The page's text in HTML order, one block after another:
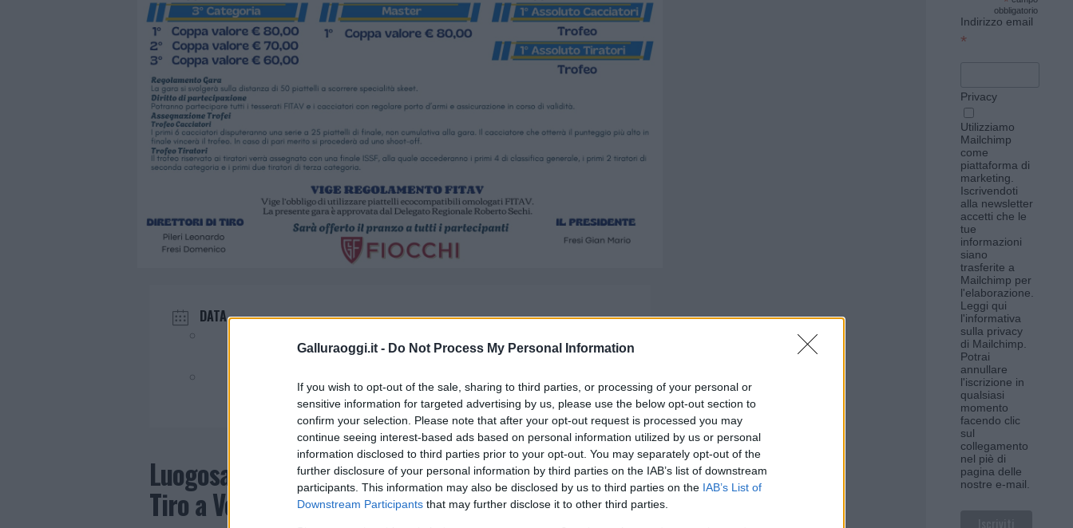
Galluraoggi.it - Do Not Process My Personal Information
If you wish to opt-out of the sale, sharing to third parties, or processing of your personal or
sensitive information for targeted advertising by us, please use the below opt-out section to
confirm your selection. Please note that after your opt-out request is processed you may
continue seeing interest-based ads based on personal information utilized by us or personal
information disclosed to third parties prior to your opt-out. You may separately opt-out of the
further disclosure of your personal information by third parties on the IAB’s list of downstream
participants. This information may also be disclosed by us to third parties on the IAB’s List of
Downstream Participants that may further disclose it to other third parties.
DATA
Luogosanto, il 7° Memorial Paola Riccio con il
Tiro a Volo
obbligatorio
Indirizzo email
*
Privacy
Utilizziamo
Mailchimp
come
piattaforma di
marketing.
Iscrivendoti
alla newsletter
accetti che le
tue
informazioni
siano
trasferite a
Mailchimp per
l'elaborazione.
Leggi qui
l'informativa
sulla privacy
di Mailchimp.
Potrai
annullare
l'iscrizione in
qualsiasi
momento
facendo clic
sul
collegamento
nel piè di
pagina delle
nostre e-mail.